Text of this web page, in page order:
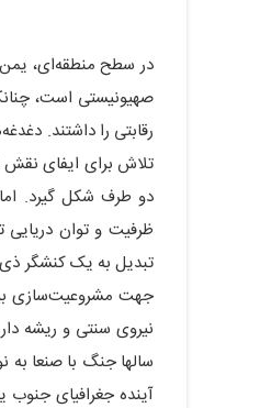
صهیونیستی است،
رقابتی را داشتند.
تلاش برای ایفای نقش
دو طرف شکل گیرد.
ظرفیت و توان
تبدیل به یک کنشگر
جهت مشروعیت‌سازی
نیروی سنتی و ریشه
سالها جنگ با صنعا
آینده جغرافیای